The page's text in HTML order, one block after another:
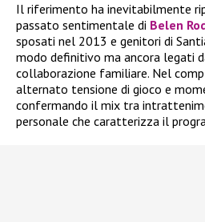
Il riferimento ha inevitabilmente
passato sentimentale di Belen
sposati nel 2013 e genitori di
modo definitivo ma ancora legati
collaborazione familiare. Nel
alternato tensione di gioco e
confermando il mix tra
personale che caratterizza il